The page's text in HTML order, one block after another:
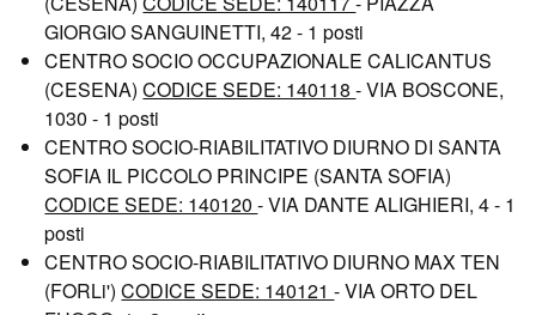
GIORGIO SANGUINETTI, 42 - 1 posti
CENTRO SOCIO OCCUPAZIONALE CALICANTUS
(CESENA)CODICE SEDE: 140118- VIA BOSCONE,
1030 - 1 posti
CENTRO SOCIO-RIABILITATIVO DIURNO DI SANTA
SOFIA IL PICCOLO PRINCIPE (SANTA SOFIA)
CODICE SEDE: 140120- VIA DANTE ALIGHIERI, 4 - 1
posti
CENTRO SOCIO-RIABILITATIVO DIURNO MAX TEN
(FORLi')CODICE SEDE: 140121- VIA ORTO DEL